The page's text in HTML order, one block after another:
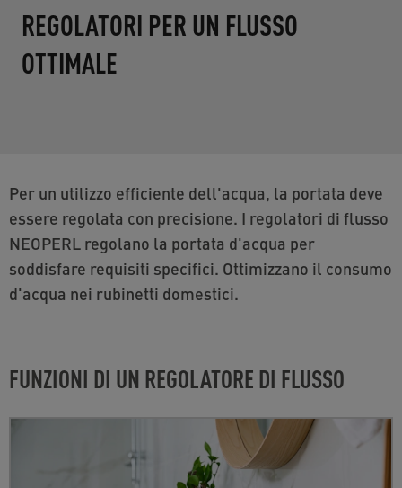
REGOLATORI PER UN FLUSSO
OTTIMALE
Per un utilizzo efficiente dell'acqua, la portata deve
essere regolata con precisione. I regolatori di flusso
NEOPERL regolano la portata d'acqua per
soddisfare requisiti specifici. Ottimizzano il consumo
d'acqua nei rubinetti domestici.
FUNZIONI DI UN REGOLATORE DI FLUSSO